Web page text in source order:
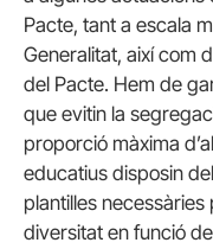
Pacte, tant a escala
Generalitat, així com
del Pacte. Hem de
que evitin la
proporció màxima
educatius disposin
plantilles
diversitat en funció